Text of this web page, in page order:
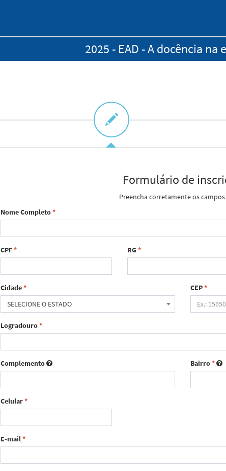
2025 - EAD - A docência na
Formulário de
Preencha corretamente os
Nome Completo*
CPF* RG*
Cidade*
SELECIONE O ESTADO
CEP*
Logradouro*
Complemento Bairro*
Celular*
E-mail*